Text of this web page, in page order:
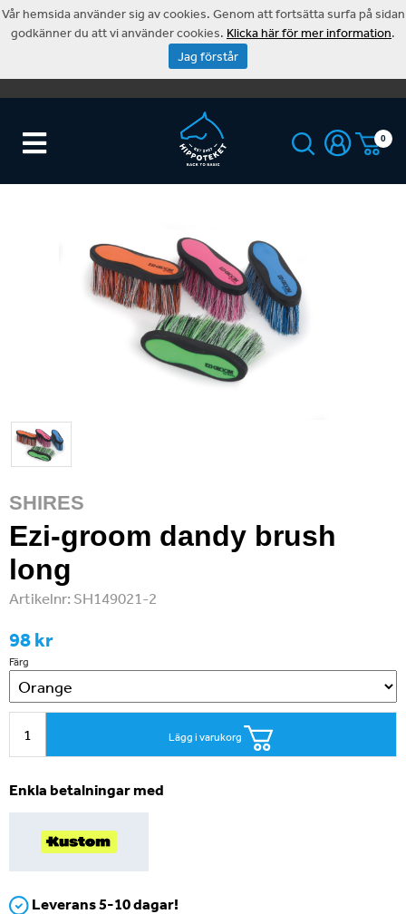
0
SHIRES
Ezi-groom dandy brush
long
Artikelnr: SH149021-2
98 kr
Färg
Lägg i varukorg
Enkla betalningar med
Leverans 5-10 dagar!
Vår hemsida använder sig av cookies. Genom att fortsätta surfa på sidan
godkänner du att vi använder cookies. Klicka här för mer information.
Jag förstår